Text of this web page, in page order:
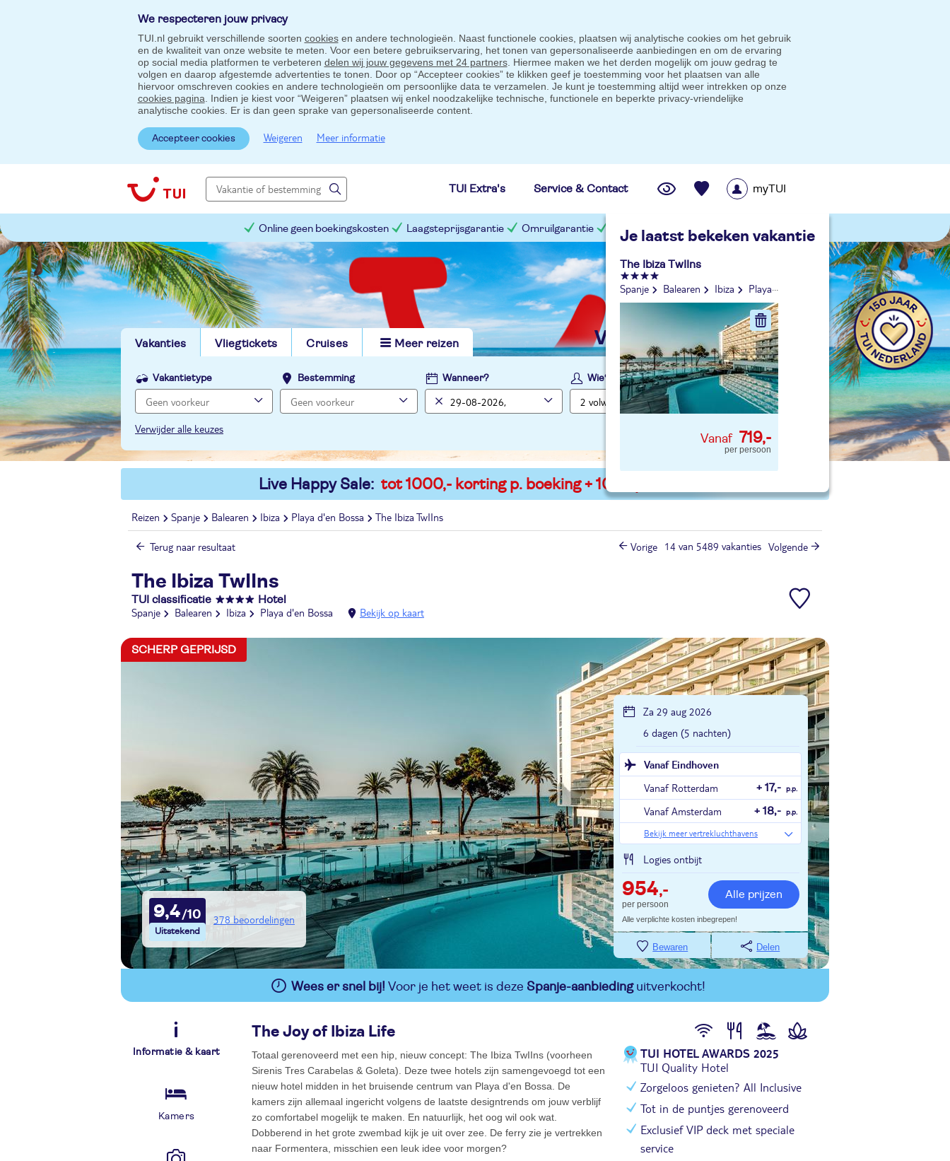
We respecteren jouw privacy
TUI.nl gebruikt verschillende soorten cookiesen andere technologieën. Naast functionele cookies, plaatsen wij analytische cookies om het gebruik
en de kwaliteit van onze website te meten. Voor een betere gebruikservaring, het tonen van gepersonaliseerde aanbiedingen en om de ervaring
op social media platformen te verbeteren delen wij jouw gegevens met 24 partners. Hiermee maken we het derden mogelijk om jouw gedrag te
volgen en daarop afgestemde advertenties te tonen. Door op “Accepteer cookies” te klikken geef je toestemming voor het plaatsen van alle
hiervoor omschreven cookies en andere technologieën om persoonlijke data te verzamelen. Je kunt je toestemming altijd weer intrekken op onze
cookies pagina . Indien je kiest voor “Weigeren” plaatsen wij enkel noodzakelijke technische, functionele en beperkte privacy-vriendelijke
analytische cookies. Er is dan geen sprake van gepersonaliseerde content.
Accepteer cookies Weigeren Meer informatie
TUI Extra's Service & Contact
Je laatst bekeken vakantie
The Ibiza TwIIns
Spanje Balearen Ibiza Playa d'en Bossa
719,-
per persoon
myTUI
Online geen boekingskosten Laagsteprijsgarantie Omruilgarantie Slimme prijsgarantie
Vakanties Vliegtickets Cruises Meer reizen vind jouw ideale vakantie
Vakantietype Bestemming Wanneer? Wie?
Zoeken
Verwijder alle keuzes
Live Happy Sale: tot 1000,- korting p. boeking + 100,- p. kind
Reizen Spanje Balearen Ibiza Playa d'en Bossa The Ibiza TwIIns
Terug naar resultaat Volgende
14 van 5489 vakanties
Vorige
The Ibiza TwIIns
TUI classificatie Hotel
Spanje Balearen Ibiza Playa d'en Bossa Bekijk op kaart
9,4 378 beoordelingen
SCHERP GEPRIJSD
Za 29 aug 2026
6 dagen (5 nachten)
Vanaf Eindhoven
Vanaf Rotterdam
+ 17,- p.p.
Vanaf Amsterdam + 18,- p.p.
Bekijk meer vertrekluchthavens
Logies ontbijt
954,-
per persoon
Alle prijzen
Alle verplichte kosten inbegrepen!
Bewaren Delen
Wees er snel bij! Voor je het weet is deze Spanje-aanbiedinguitverkocht!
Informatie & kaart
Kamers
The Joy of Ibiza Life
Totaal gerenoveerd met een hip, nieuw concept: The Ibiza TwIIns (voorheen
Sirenis Tres Carabelas & Goleta). Deze twee hotels zijn samengevoegd tot een
nieuw hotel midden in het bruisende centrum van Playa d'en Bossa. De
kamers zijn allemaal ingericht volgens de laatste designtrends om jouw verblijf
zo comfortabel mogelijk te maken. En natuurlijk, het oog wil ook wat.
Dobberend in het grote zwembad kijk je uit over zee. De ferry zie je vertrekken
naar Formentera, misschien een leuk idee voor morgen?
TUI HOTEL AWARDS 2025
TUI Quality Hotel
Zorgeloos genieten? All Inclusive
Tot in de puntjes gerenoveerd
Exclusief VIP deck met speciale
service